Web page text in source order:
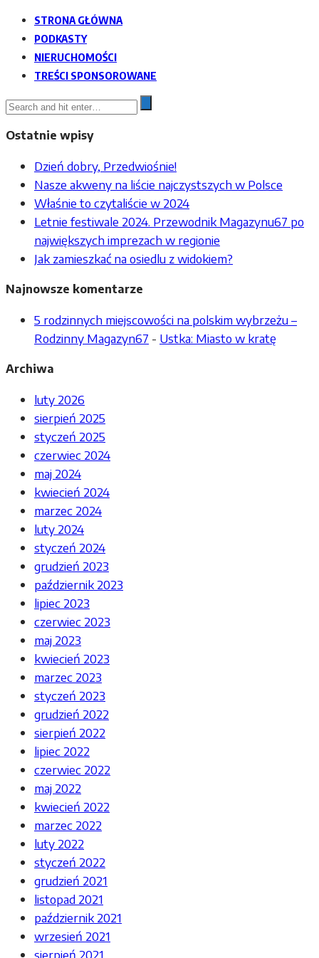
STRONA GŁÓWNA
PODKASTY
NIERUCHOMOŚCI
TREŚCI SPONSOROWANE
Ostatnie wpisy
Dzień dobry, Przedwiośnie!
Nasze akweny na liście najczystszych w Polsce
Właśnie to czytaliście w 2024
Letnie festiwale 2024. Przewodnik Magazynu67 po
największych imprezach w regionie
Jak zamieszkać na osiedlu z widokiem?
Najnowsze komentarze
5 rodzinnych miejscowości na polskim wybrzeżu –
Rodzinny Magazyn67 - Ustka: Miasto w kratę
Archiwa
luty 2026
sierpień 2025
styczeń 2025
czerwiec 2024
maj 2024
kwiecień 2024
marzec 2024
luty 2024
styczeń 2024
grudzień 2023
październik 2023
lipiec 2023
czerwiec 2023
maj 2023
kwiecień 2023
marzec 2023
styczeń 2023
grudzień 2022
sierpień 2022
lipiec 2022
czerwiec 2022
maj 2022
kwiecień 2022
marzec 2022
luty 2022
styczeń 2022
grudzień 2021
listopad 2021
październik 2021
wrzesień 2021
sierpień 2021